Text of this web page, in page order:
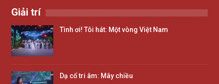
Giải trí
Tình ơi! Tôi hát: Một vòng Việt Nam
Dạ cổ tri âm: Mây chiều